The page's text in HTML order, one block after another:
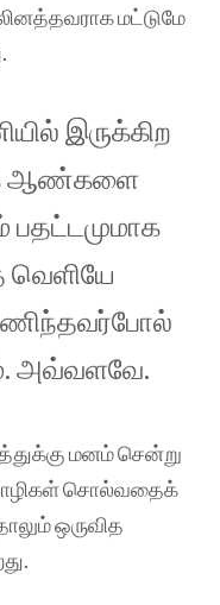
மட்டுமே
இருக்கிற
ஆண்களை
வெளியே
அவ்வளவே.
மனம் சென்று
சொல்வதைக்
ஒருவித